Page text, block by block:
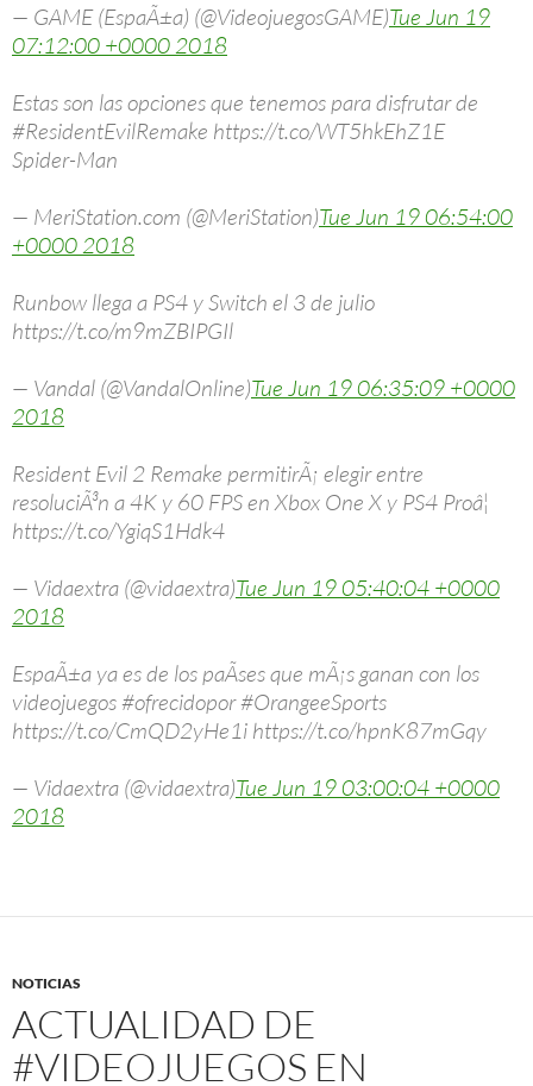
— GAME (EspaÃ±a) (@VideojuegosGAME)Tue Jun 19
07:12:00 +0000 2018
Estas son las opciones que tenemos para disfrutar de
#ResidentEvilRemake https://t.co/WT5hkEhZ1E
Spider-Man
— MeriStation.com (@MeriStation)Tue Jun 19 06:54:00
+0000 2018
Runbow llega a PS4 y Switch el 3 de julio
https://t.co/m9mZBIPGIl
— Vandal (@VandalOnline)Tue Jun 19 06:35:09 +0000
2018
Resident Evil 2 Remake permitirÃ¡ elegir entre
resoluciÃ³n a 4K y 60 FPS en Xbox One X y PS4 Proâ¦
https://t.co/YgiqS1Hdk4
— Vidaextra (@vidaextra)Tue Jun 19 05:40:04 +0000
2018
EspaÃ±a ya es de los paÃ­ses que mÃ¡s ganan con los
videojuegos #ofrecidopor #OrangeeSports
https://t.co/CmQD2yHe1i https://t.co/hpnK87mGqy
— Vidaextra (@vidaextra)Tue Jun 19 03:00:04 +0000
2018
NOTICIAS
ACTUALIDAD DE
#VIDEOJUEGOS EN